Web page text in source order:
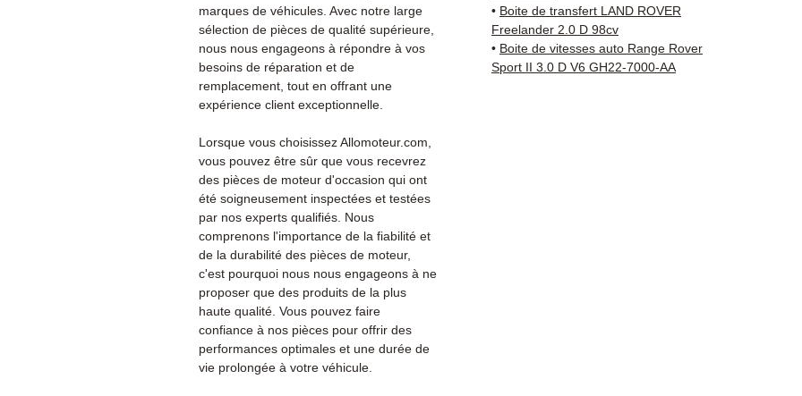
marques de véhicules. Avec notre large
sélection de pièces de qualité supérieure,
nous nous engageons à répondre à vos
besoins de réparation et de
remplacement, tout en offrant une
expérience client exceptionnelle.
Lorsque vous choisissez Allomoteur.com,
vous pouvez être sûr que vous recevrez
des pièces de moteur d'occasion qui ont
été soigneusement inspectées et testées
par nos experts qualifiés. Nous
comprenons l'importance de la fiabilité et
de la durabilité des pièces de moteur,
c'est pourquoi nous nous engageons à ne
proposer que des produits de la plus
haute qualité. Vous pouvez faire
confiance à nos pièces pour offrir des
performances optimales et une durée de
vie prolongée à votre véhicule.
• Boite de transfert LAND ROVER
Freelander 2.0 D 98cv
• Boite de vitesses auto Range Rover
Sport II 3.0 D V6 GH22-7000-AA